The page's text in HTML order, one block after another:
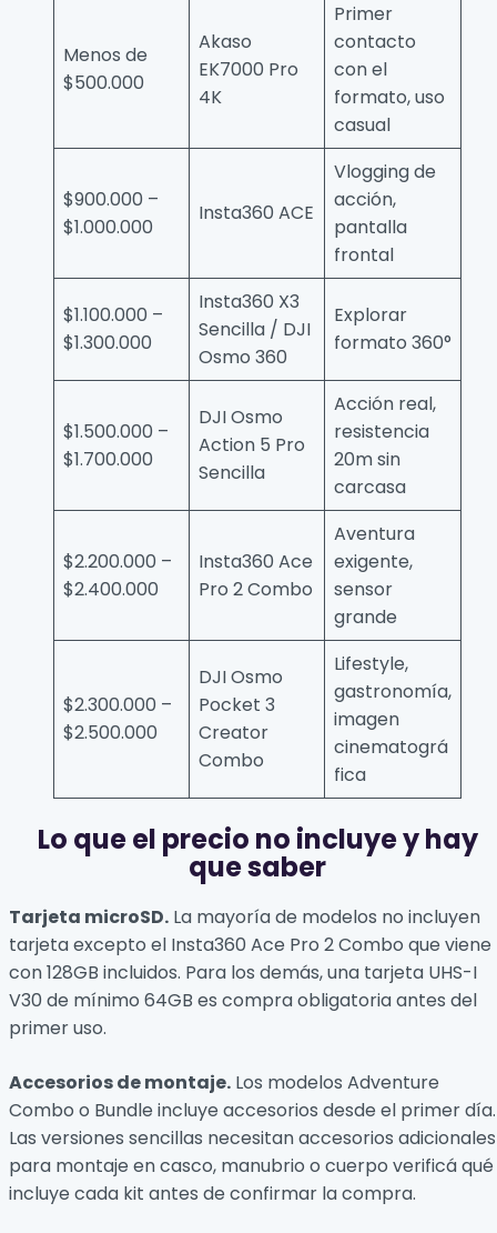
Menos de
$500.000
Akaso
EK7000 Pro
4K
Primer
contacto
con el
formato, uso
casual
$900.000 –
$1.000.000
Insta360 ACE
Vlogging de
acción,
pantalla
frontal
$1.100.000 –
$1.300.000
Insta360 X3
Sencilla / DJI
Osmo 360
Explorar
formato 360°
$1.500.000 –
$1.700.000
DJI Osmo
Action 5 Pro
Sencilla
Acción real,
resistencia
20m sin
carcasa
$2.200.000 –
$2.400.000
Insta360 Ace
Pro 2 Combo
Aventura
exigente,
sensor
grande
$2.300.000 –
$2.500.000
DJI Osmo
Pocket 3
Creator
Combo
Lifestyle,
gastronomía,
imagen
cinematográ
fica
Lo que el precio no incluye y hay
que saber
Tarjeta microSD. La mayoría de modelos no incluyen
tarjeta excepto el Insta360 Ace Pro 2 Combo que viene
con 128GB incluidos. Para los demás, una tarjeta UHS-I
V30 de mínimo 64GB es compra obligatoria antes del
primer uso.
Accesorios de montaje. Los modelos Adventure
Combo o Bundle incluye accesorios desde el primer día.
Las versiones sencillas necesitan accesorios adicionales
para montaje en casco, manubrio o cuerpo verificá qué
incluye cada kit antes de confirmar la compra.